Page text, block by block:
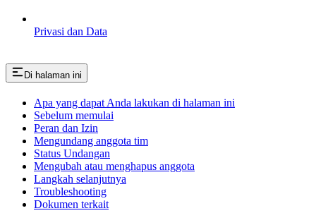
Privasi dan Data
Di halaman ini
Apa yang dapat Anda lakukan di halaman ini
Sebelum memulai
Peran dan Izin
Mengundang anggota tim
Status Undangan
Mengubah atau menghapus anggota
Langkah selanjutnya
Troubleshooting
Dokumen terkait